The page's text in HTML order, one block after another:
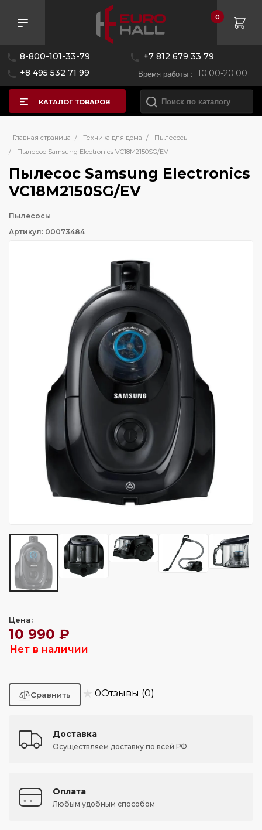
8-800-101-33-79
+7 812 679 33 79
+8 495 532 71 99
Время работы : 10:00-20:00
0
КАТАЛОГ ТОВАРОВ
Главная страница / Техника для дома /
Пылесосы
/
Пылесос Samsung Electronics VC18M2150SG/EV
Пылесос Samsung Electronics
VC18M2150SG/EV
Пылесосы
Артикул: 00073484
Цена:
10 990 ₽
Нет в наличии
★ 0Отзывы (0)
Доставка
Осуществляем доставку по всей РФ
Оплата
Любым удобным способом